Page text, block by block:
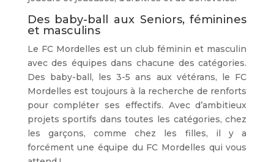
Des baby-ball aux Seniors, féminines
et masculins
Le FC Mordelles est un club féminin et masculin
avec des équipes dans chacune des catégories.
Des baby-ball, les 3-5 ans aux vétérans, le FC
Mordelles est toujours à la recherche de renforts
pour compléter ses effectifs. Avec d’ambitieux
projets sportifs dans toutes les catégories, chez
les garçons, comme chez les filles, il y a
forcément une équipe du FC Mordelles qui vous